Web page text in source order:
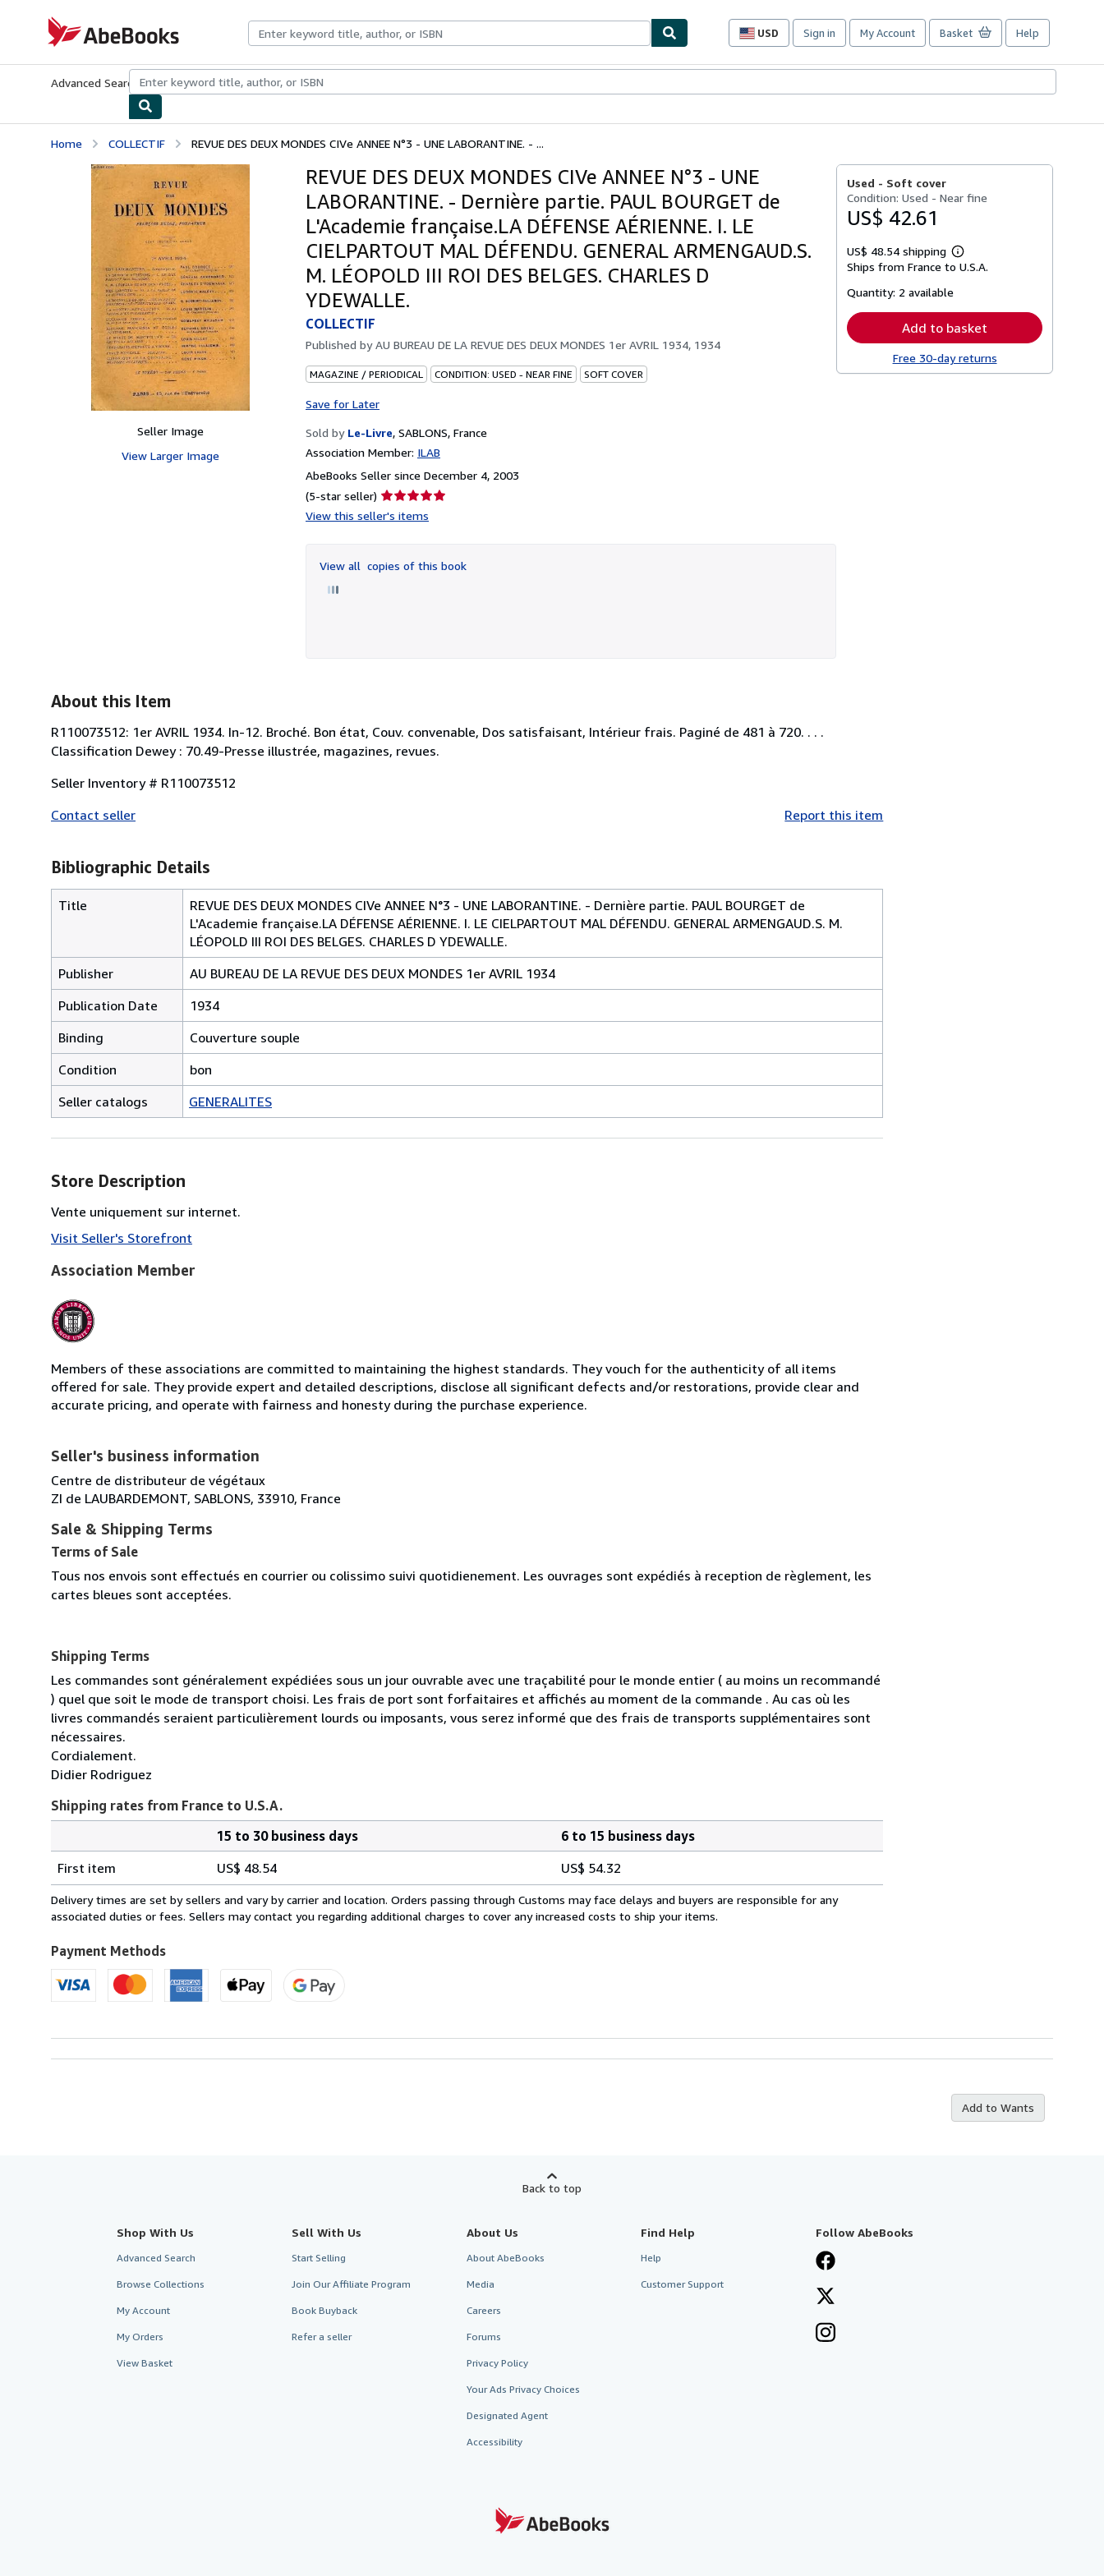
AbeBooks.com
USD
Site
preferences
Sign in My Account Basket Help
Advanced Search Browse CollectionsRare BooksArt & Collectibles
Home COLLECTIF REVUE DES DEUX MONDES CIVe ANNEE N°3 - UNE LABORANTINE. - ...
Seller Image
View Larger Image
REVUE DES DEUX MONDES CIVe ANNEE N°3 - UNE
LABORANTINE. - Dernière partie. PAUL BOURGET de
L'Academie française.LA DÉFENSE AÉRIENNE. I. LE
CIELPARTOUT MAL DÉFENDU. GENERAL ARMENGAUD.S.
M. LÉOPOLD III ROI DES BELGES. CHARLES D
YDEWALLE.
COLLECTIF
Published byAU BUREAU DE LA REVUE DES DEUX MONDES 1er AVRIL 1934, 1934
MAGAZINE / PERIODICAL CONDITION: USED - NEAR FINE SOFT COVER
Save for Later
Sold by Le-Livre, SABLONS, France
Association Member: ILAB
AbeBooks Seller since December 4, 2003
(5-star seller) Seller
rating
of
5
View this seller's items
View all copies of this book
Used - Soft cover
Condition: Used - Near fine
US$ 42.61
US$ 48.54 shipping
Learn
more
Ships from France to U.S.A.
Quantity: 2 available
Add to basket
Free 30-day returns
About this Item
R110073512: 1er AVRIL 1934. In-12. Broché. Bon état, Couv. convenable, Dos satisfaisant, Intérieur frais. Paginé de 481 à 720. . . .
Classification Dewey : 70.49-Presse illustrée, magazines, revues.
Seller Inventory # R110073512
Contact seller
Report this item
Bibliographic Details
Title
REVUE DES DEUX MONDES CIVe ANNEE N°3 - UNE LABORANTINE. - Dernière partie. PAUL BOURGET de
L'Academie française.LA DÉFENSE AÉRIENNE. I. LE CIELPARTOUT MAL DÉFENDU. GENERAL ARMENGAUD.S. M.
LÉOPOLD III ROI DES BELGES. CHARLES D YDEWALLE.
Publisher
AU BUREAU DE LA REVUE DES DEUX MONDES 1er AVRIL 1934
Publication Date
1934
Binding
Couverture souple
Condition
bon
Seller catalogs
GENERALITES
Store Description
Vente uniquement sur internet.
Visit Seller's Storefront
Association Member
Members of these associations are committed to maintaining the highest standards. They vouch for the authenticity of all items
offered for sale. They provide expert and detailed descriptions, disclose all significant defects and/or restorations, provide clear and
accurate pricing, and operate with fairness and honesty during the purchase experience.
Seller's business information
Centre de distributeur de végétaux
ZI de LAUBARDEMONT, SABLONS, 33910, France
Sale & Shipping Terms
Terms of Sale
Tous nos envois sont effectués en courrier ou colissimo suivi quotidienement. Les ouvrages sont expédiés à reception de règlement, les
cartes bleues sont acceptées.
Shipping Terms
Les commandes sont généralement expédiées sous un jour ouvrable avec une traçabilité pour le monde entier ( au moins un recommandé
) quel que soit le mode de transport choisi. Les frais de port sont forfaitaires et affichés au moment de la commande . Au cas où les
livres commandés seraient particulièrement lourds ou imposants, vous serez informé que des frais de transports supplémentaires sont
nécessaires.
Cordialement.
Didier Rodriguez
Shipping rates from France to U.S.A.
rates
from
France
U.S.A.
15 to 30 business days
6 to 15 business days
First item
US$ 48.54 US$ 54.32
Delivery times are set by sellers and vary by carrier and location. Orders passing through Customs may face delays and buyers are responsible for any
associated duties or fees. Sellers may contact you regarding additional charges to cover any increased costs to ship your items.
Payment Methods
Add to Wants
Back to top
Shop With Us
Advanced Search
Browse Collections
My Account
My Orders
View Basket
Sell With Us
Start Selling
Join Our Affiliate Program
Book Buyback
Refer a seller
About Us
About AbeBooks
Media
Careers
Forums
Privacy Policy
Your Ads Privacy Choices
Designated Agent
Accessibility
Find Help
Help
Customer Support
Follow AbeBooks